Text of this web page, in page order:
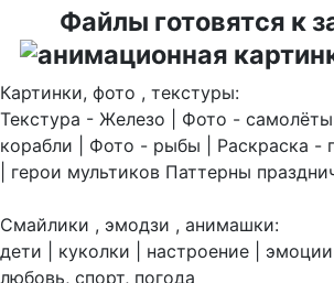
Файлы готовятся к
Картинки, фото , текстуры:
Текстура - Железо | Фото -
корабли | Фото - рыбы | Раскраска -
| герои мультиков Паттерны
Смайлики , эмодзи , анимашки:
дети | куколки | настроение |
любовь, спорт, погода